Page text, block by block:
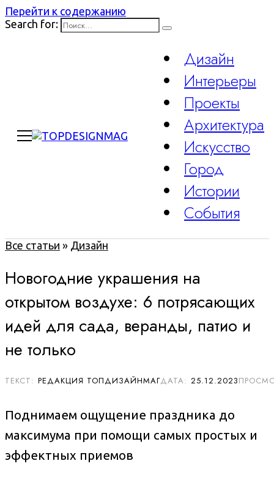
Перейти к содержанию
Search for:
Дизайн
Интерьеры
Проекты
Архитектура
Искусство
Город
Истории
События
Все статьи » Дизайн
Новогодние украшения на
открытом воздухе: 6 потрясающих
идей для сада, веранды, патио и
не только
РЕДАКЦИЯ ТОПДИЗАЙНМАГ 25.12.2023
Поднимаем ощущение праздника до
максимума при помощи самых простых и
эффектных приемов